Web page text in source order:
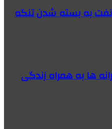
به بسته شدن تنگه
ها به همراه زندگی